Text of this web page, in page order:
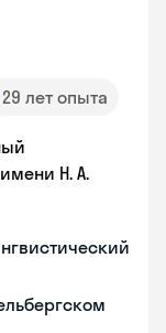
29 лет опыта
Н. А.